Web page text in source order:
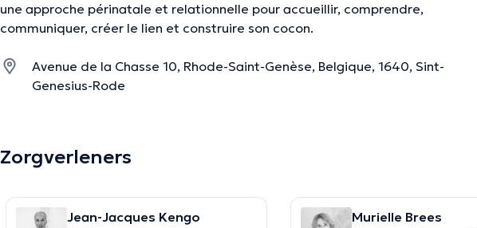
une approche périnatale et relationnelle pour accueillir, comprendre,
communiquer, créer le lien et construire son cocon.
Avenue de la Chasse 10, Rhode-Saint-Genèse, Belgique, 1640, Sint-
Genesius-Rode
Zorgverleners
Jean-Jacques Kengo Murielle Brees